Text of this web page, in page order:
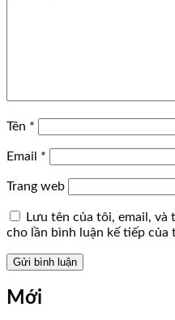
Tên *
Email *
Trang web
Lưu tên của tôi, email,
cho lần bình luận kế tiếp của
Mới